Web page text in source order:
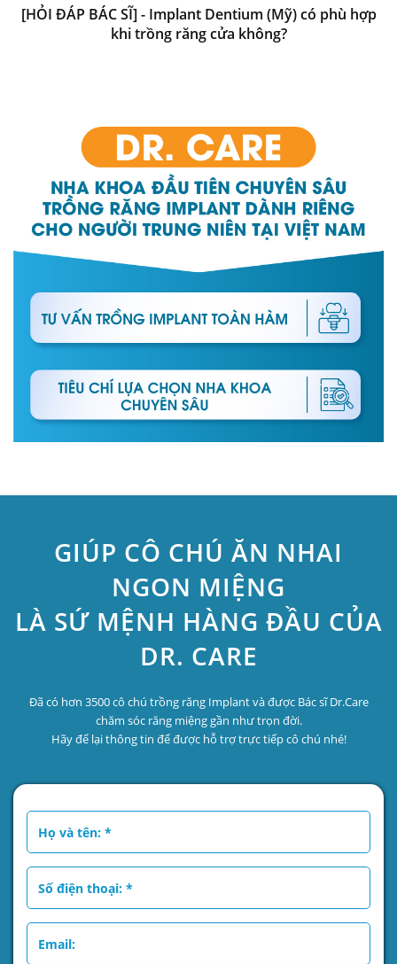
[HỎI ĐÁP BÁC SĨ] - Implant Dentium (Mỹ) có phù hợp
khi trồng răng cửa không?
GIÚP CÔ CHÚ ĂN NHAI
NGON MIỆNG
LÀ SỨ MỆNH HÀNG ĐẦU CỦA
DR. CARE
Đã có hơn 3500 cô chú trồng răng Implant và được Bác sĩ Dr.Care
chăm sóc răng miệng gần như trọn đời.
Hãy để lại thông tin để được hỗ trợ trực tiếp cô chú nhé!